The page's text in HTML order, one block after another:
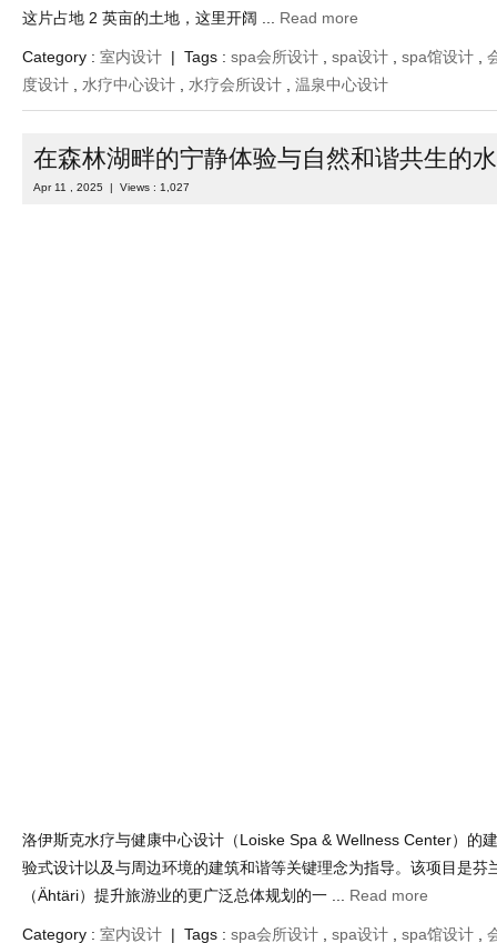
这片占地 2 英亩的土地，这里开阔 ... Read more
Category : 室内设计 | Tags : spa会所设计 spa设计 spa馆设计
度设计
水疗中心设计 水疗会所设计 温泉中心设计
在森林湖畔的宁静体验与自然和谐共生的
Apr 11 , 2025 | Views : 1,027
洛伊斯克水疗与健康中心设计（Loiske Spa & Wellness Center）的
验式设计以及与周边环境的建筑和谐等关键理念为指导。该项目是芬
（Ähtäri）提升旅游业的更广泛总体规划的一 ... Read more
Category : 室内设计 | Tags : spa会所设计 spa设计 spa馆设计